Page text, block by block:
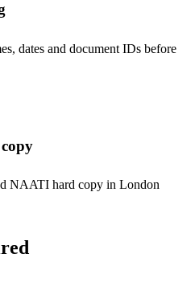
dates and document IDs before
NAATI hard copy in London